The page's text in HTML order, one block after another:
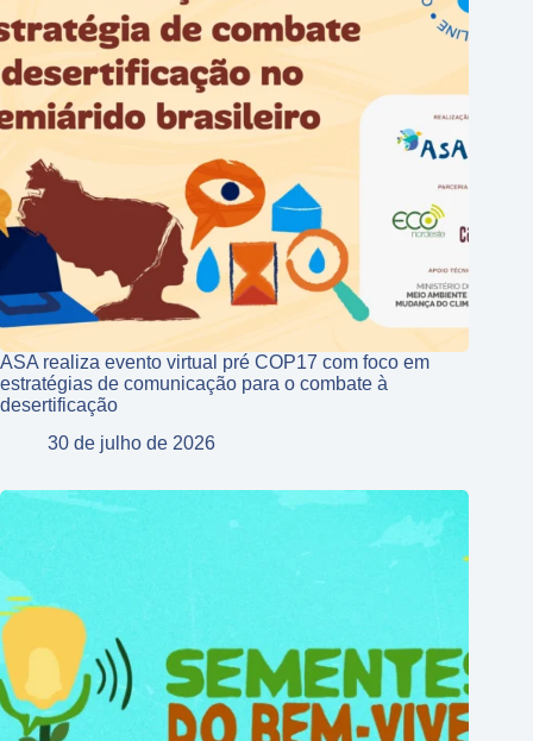
ASA realiza evento virtual pré COP17 com foco em
estratégias de comunicação para o combate à
desertificação
30 de julho de 2026